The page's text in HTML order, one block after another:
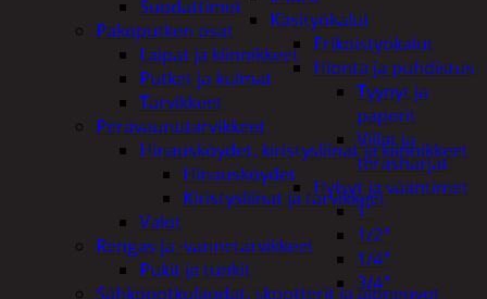
Käsityökalut
Erikoistyökalut
Hionta ja puhdistus
Tyynyt ja
paperit
Viilat ja
teräsharjat
Hylsyt ja vääntimet
1"
1/2"
1/4"
3/4"
Suodattimet
Pakoputken osat
Laipat ja kiinnikkeet
Putket ja kulmat
Tarvikkeet
Perävaunutarvikkeet
Hinausköydet, kiristysliinat ja kiinnikkeet
Hinausköydet
Kiristysliinat ja tarvikkeet
Valot
Rengas ja -vannetarvikkeet
Pukit ja tunkit
Sähköpotkulaudat, skootterit ja ajoneuvot